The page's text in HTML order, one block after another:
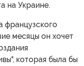
на Украине.
французского
месяцы он хочет
которая была бы